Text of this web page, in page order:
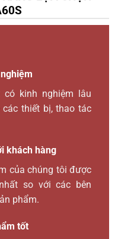
kinh nghiệm lâu
các thiết bị, thao tác
khách hàng
của chúng tôi được
so với các bên
phẩm.
tốt